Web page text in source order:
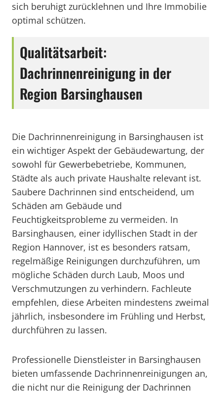
sich beruhigt zurücklehnen und Ihre Immobilie
optimal schützen.
Qualitätsarbeit:
Dachrinnenreinigung in der
Region Barsinghausen
Die Dachrinnenreinigung in Barsinghausen ist
ein wichtiger Aspekt der Gebäudewartung, der
sowohl für Gewerbebetriebe, Kommunen,
Städte als auch private Haushalte relevant ist.
Saubere Dachrinnen sind entscheidend, um
Schäden am Gebäude und
Feuchtigkeitsprobleme zu vermeiden. In
Barsinghausen, einer idyllischen Stadt in der
Region Hannover, ist es besonders ratsam,
regelmäßige Reinigungen durchzuführen, um
mögliche Schäden durch Laub, Moos und
Verschmutzungen zu verhindern. Fachleute
empfehlen, diese Arbeiten mindestens zweimal
jährlich, insbesondere im Frühling und Herbst,
durchführen zu lassen.
Professionelle Dienstleister in Barsinghausen
bieten umfassende Dachrinnenreinigungen an,
die nicht nur die Reinigung der Dachrinnen